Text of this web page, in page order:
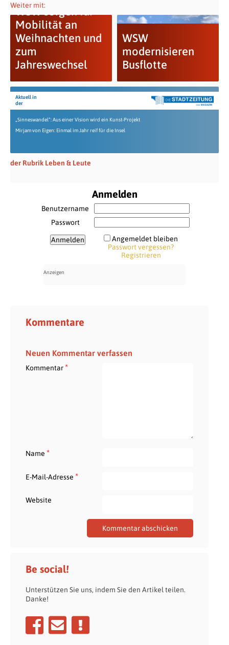
Weiter mit:
WSW sorgen für
Mobilität an
Weihnachten und
zum
Jahreswechsel
WSW
modernisieren
Busflotte
Aktuell in
der
„Sinneswandel“: Aus einer Vision wird ein Kunst-Projekt
Mirjam von Eigen: Einmal im Jahr reif für die Insel
der Rubrik Leben & Leute
Anmelden
Benutzername
Passwort
Angemeldet bleiben
Passwort vergessen?
Registrieren
Kommentare
Neuen Kommentar verfassen
Kommentar*
Name *
E-Mail-Adresse *
Website
Be social!
Unterstützen Sie uns, indem Sie den Artikel teilen.
Danke!